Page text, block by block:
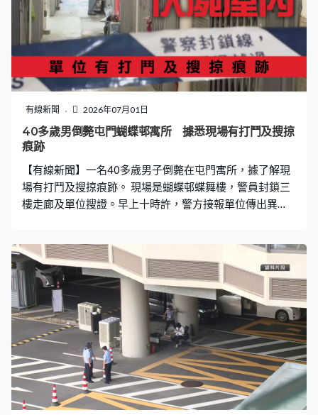
有線新聞 2026年07月01日
40多歲男倒斃屯門蝴蝶邨寓所 據悉現場有打鬥及搜掠
痕跡
【有線新聞】一名40多歲男子倒斃在屯門寓所，據了解現
場有打鬥及搜掠痕跡。 現場是蝴蝶邨蝶舞樓，警員封鎖三
樓走廊及單位搜證。早上十時許，警方接報單位傳出異
漬，同時有打鬥及搜掠痕跡，案件暫列屍體發現案處理。